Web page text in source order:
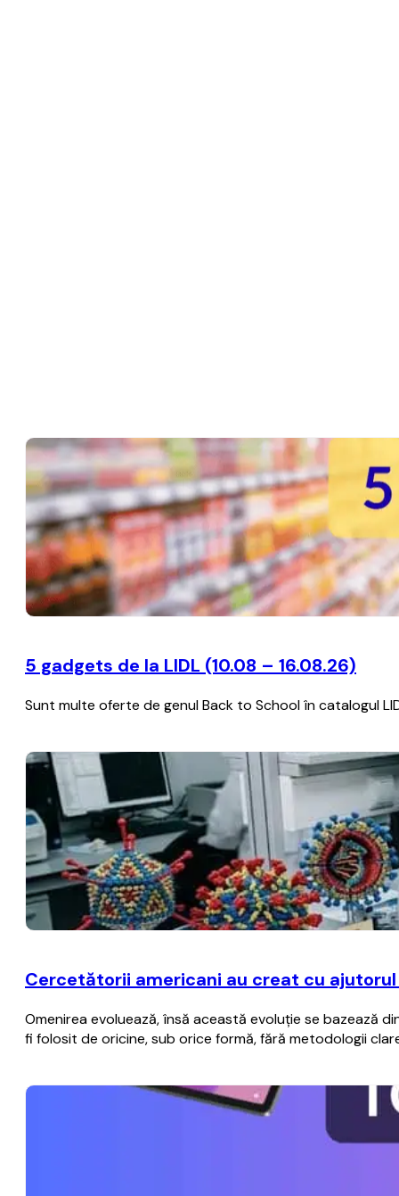
5 gadgets de la LIDL (10.08 – 16.08.26)
Sunt multe oferte de genul Back to School în catalogul
Cercetătorii americani au creat cu
Omenirea evoluează, însă această evoluţie se bazează
fi folosit de oricine, sub orice formă, fără metodologii